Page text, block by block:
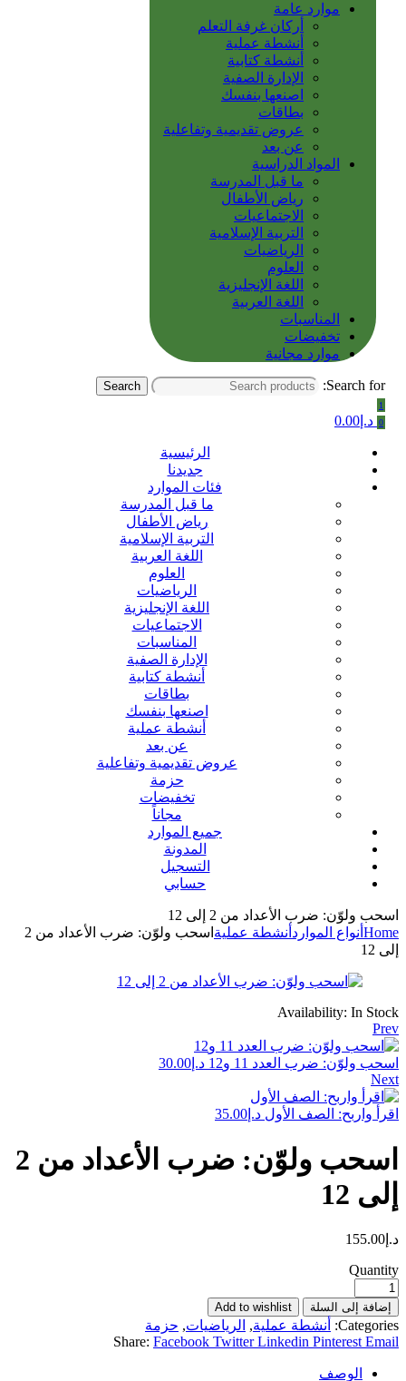
موارد عامة
أركان غرفة التعلم
أنشطة عملية
أنشطة كتابية
الإدارة الصفية
اصنعها بنفسك
بطاقات
عروض تقديمية وتفاعلية
عن بعد
المواد الدراسية
ما قبل المدرسة
رياض الأطفال
الاجتماعيات
التربية الإسلامية
الرياضيات
العلوم
اللغة الإنجليزية
اللغة العربية
المناسبات
تخفيضات
موارد مجانية
Search for:
Search
1
0 د.إ 0.00
الرئيسية
جديدنا
فئات الموارد
ما قبل المدرسة
رياض الأطفال
التربية الإسلامية
اللغة العربية
العلوم
الرياضيات
اللغة الإنجليزية
الاجتماعيات
المناسبات
الإدارة الصفية
أنشطة كتابية
بطاقات
اصنعها بنفسك
أنشطة عملية
عن بعد
عروض تقديمية وتفاعلية
حزمة
تخفيضات
مجاناً
جميع الموارد
المدونة
التسجيل
حسابي
اسحب ولوّن: ضرب الأعداد من 2 إلى 12
Home أنواع الموارد أنشطة عملية
اسحب ولوّن: ضرب الأعداد من 2
إلى 12
Availability: In Stock
Prev
اسحب ولوّن: ضرب العدد 11 و12 د.إ 30.00
Next
اقرأ واربح: الصف الأول د.إ 35.00
اسحب ولوّن: ضرب الأعداد من 2
إلى 12
د.إ 155.00
Quantity
إضافة إلى السلة Add to wishlist
Categories: أنشطة عملية, الرياضيات, حزمة
Share: Facebook Twitter Linkedin Pinterest Email
الوصف